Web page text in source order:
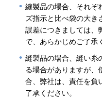
縫製品の場合、それぞ
ズ指示と比べ袋の大き
誤差につきましては、
で、あらかじめご了承
縫製品の場合、縫い糸
る場合がありますが、
合、弊社は、責任を負
了承ください。